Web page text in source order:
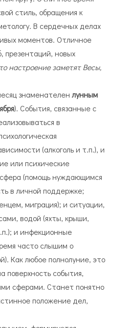
стиль, обращения к
В сердечных делах
моментов. Отличное
презентаций, новых
настроение заметят Весы,
знаменателен лунным
). События, связанные с
в
(алкоголь и т.п.), и
или психические
(помощь нуждающимся
в личной поддержке;
миграция); и ситуации,
водой (яхты, крыши,
и инфекционные
часто слышим о
Как любое полнолуние, это
поверхность события,
сферами. Станет понятно
положение дел,